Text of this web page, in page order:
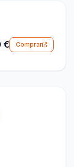
€ Comprar